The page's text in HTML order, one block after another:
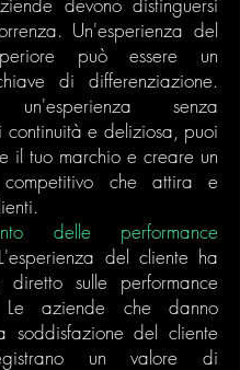
Un'esperienza del
può essere un
di differenziazione.
un'esperienza senza
continuità e deliziosa, puoi
il tuo marchio e creare un
che attira e
delle performance
L'esperienza del cliente ha
diretto sulle performance
Le aziende che danno
soddisfazione del cliente
un valore di